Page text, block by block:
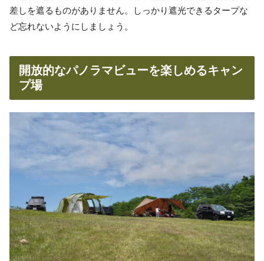
差しを遮るものがありません。しっかり遮光できるタープな
ど忘れないようにしましょう。
開放的なパノラマビューを楽しめるキャン
プ場